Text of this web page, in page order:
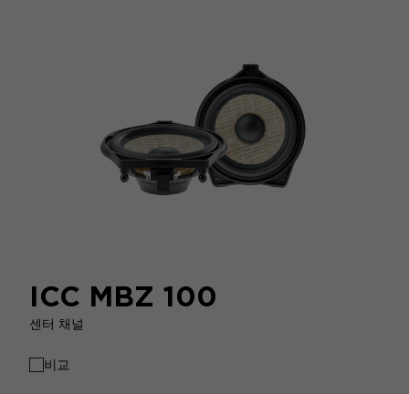
ICC MBZ 100
센터 채널
비교